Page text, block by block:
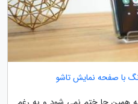
با صفحه نمایش تاشو